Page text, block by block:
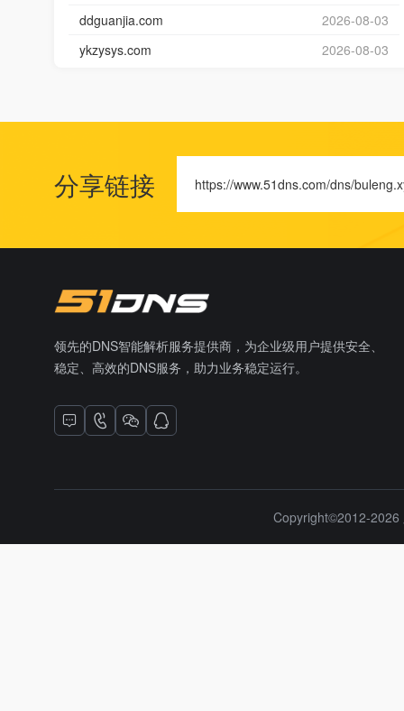
ddguanjia.com
2026-08-03
ykzysys.com
2026-08-03
分享链接 https://www.51dns.com/dns/
领先的DNS智能解析服务提供商，为企业级用户提供安全、
稳定、高效的DNS服务，助力业务稳定运行。
Copyright©2012-2026